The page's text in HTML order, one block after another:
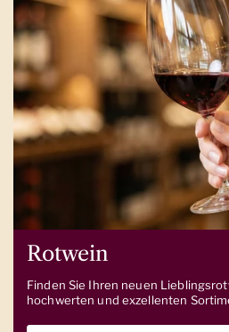
Rotwein
Finden Sie Ihren neuen
hochwerten und exzellenten